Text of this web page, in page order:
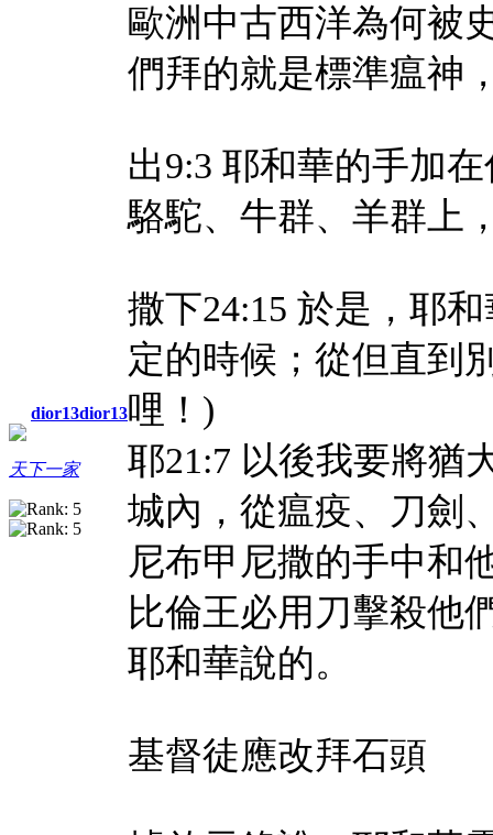
dior13dior13
天下一家
歐洲中古西洋為何被
們拜的就是標準瘟神
出9:3 耶和華的手加
駱駝、牛群、羊群上
撒下24:15 於是，耶
定的時候；從但直到
哩！)
耶21:7 以後我要將猶
城內，從瘟疫、刀劍
尼布甲尼撒的手中和
比倫王必用刀擊殺他
耶和華說的。
基督徒應改拜石頭